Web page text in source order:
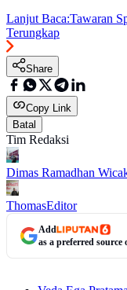
Lanjut Baca:Tawaran
Terungkap
Share
Copy Link
Batal
Tim Redaksi
Dimas Ramadhan
ThomasEditor
Add
as a preferred source